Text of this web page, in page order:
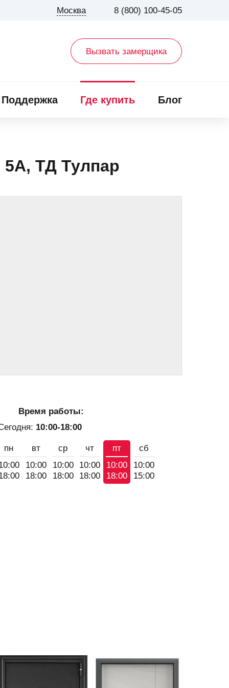
Москва 8 (800) 100-45-05
Вызвать замерщика
Поддержка Где купить Блог
5А, ТД Тулпар
Время работы:
10:00-18:00
пн
вт
10:00
18:00
ср
10:00
18:00
чт
10:00
18:00
пт
10:00
18:00
сб
10:00
15:00